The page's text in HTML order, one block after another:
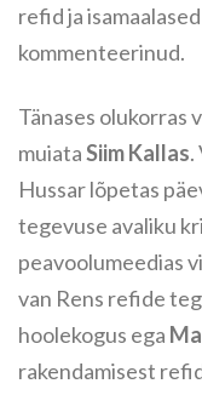
refid ja
kommenteerinud.
Tänases olukorras
muiataSiim Kallas.
Hussar lõpetas
tegevuse avaliku
peavoolumeedias
van Rens refide
hoolekogus ega
rakendamisest